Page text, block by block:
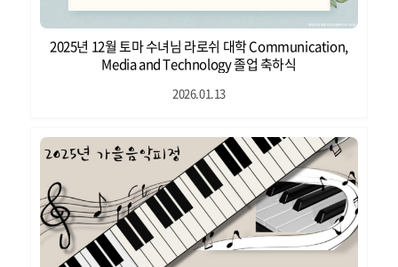
2025년 12월 토마 수녀님 라로쉬 대학 Communication,
Media and Technology 졸업 축하식
2026.01.13